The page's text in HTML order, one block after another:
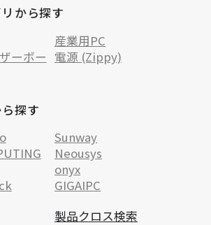
から探す
産業用PC
ーボー 電源 (Zippy)
探す
Sunway
Neousys
onyx
GIGAIPC
製品クロス検索